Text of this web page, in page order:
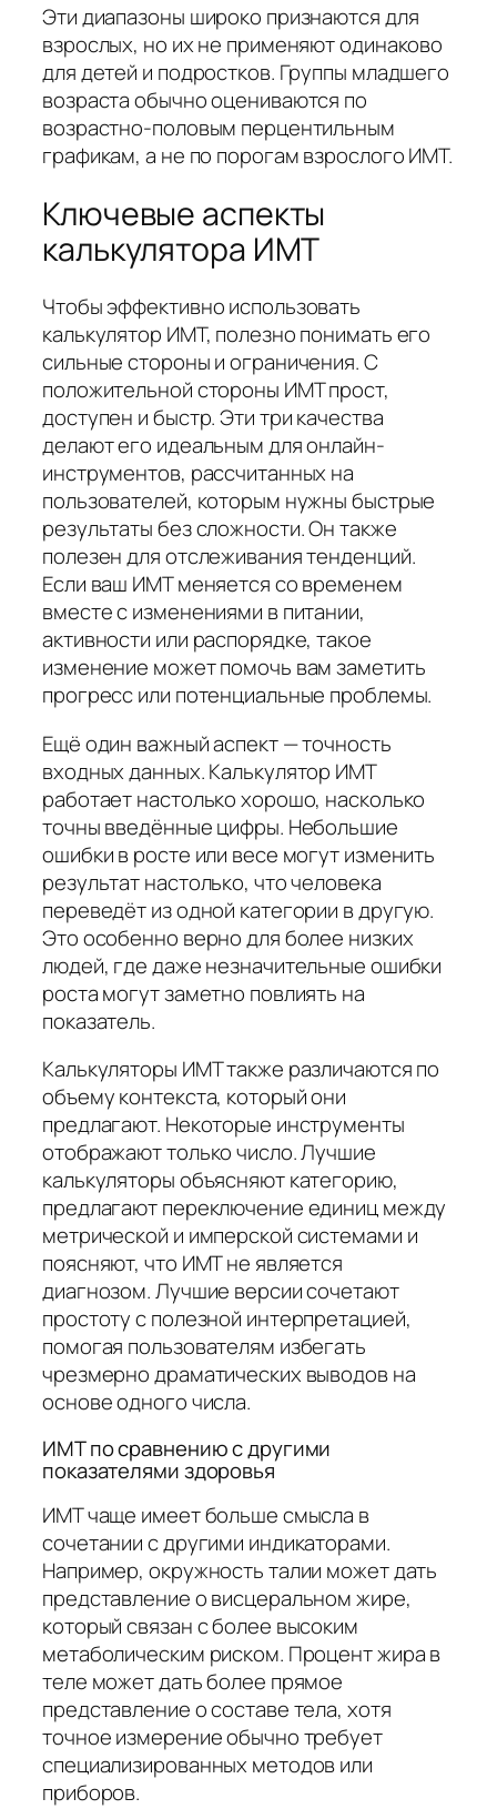
Эти диапазоны широко признаются для
взрослых, но их не применяют одинаково
для детей и подростков. Группы младшего
возраста обычно оцениваются по
возрастно-половым перцентильным
графикам, а не по порогам взрослого ИМТ.
Ключевые аспекты
калькулятора ИМТ
Чтобы эффективно использовать
калькулятор ИМТ, полезно понимать его
сильные стороны и ограничения. С
положительной стороны ИМТ прост,
доступен и быстр. Эти три качества
делают его идеальным для онлайн-
инструментов, рассчитанных на
пользователей, которым нужны быстрые
результаты без сложности. Он также
полезен для отслеживания тенденций.
Если ваш ИМТ меняется со временем
вместе с изменениями в питании,
активности или распорядке, такое
изменение может помочь вам заметить
прогресс или потенциальные проблемы.
Ещё один важный аспект — точность
входных данных. Калькулятор ИМТ
работает настолько хорошо, насколько
точны введённые цифры. Небольшие
ошибки в росте или весе могут изменить
результат настолько, что человека
переведёт из одной категории в другую.
Это особенно верно для более низких
людей, где даже незначительные ошибки
роста могут заметно повлиять на
показатель.
Калькуляторы ИМТ также различаются по
объему контекста, который они
предлагают. Некоторые инструменты
отображают только число. Лучшие
калькуляторы объясняют категорию,
предлагают переключение единиц между
метрической и имперской системами и
поясняют, что ИМТ не является
диагнозом. Лучшие версии сочетают
простоту с полезной интерпретацией,
помогая пользователям избегать
чрезмерно драматических выводов на
основе одного числа.
ИМТ по сравнению с другими
показателями здоровья
ИМТ чаще имеет больше смысла в
сочетании с другими индикаторами.
Например, окружность талии может дать
представление о висцеральном жире,
который связан с более высоким
метаболическим риском. Процент жира в
теле может дать более прямое
представление о составе тела, хотя
точное измерение обычно требует
специализированных методов или
приборов.